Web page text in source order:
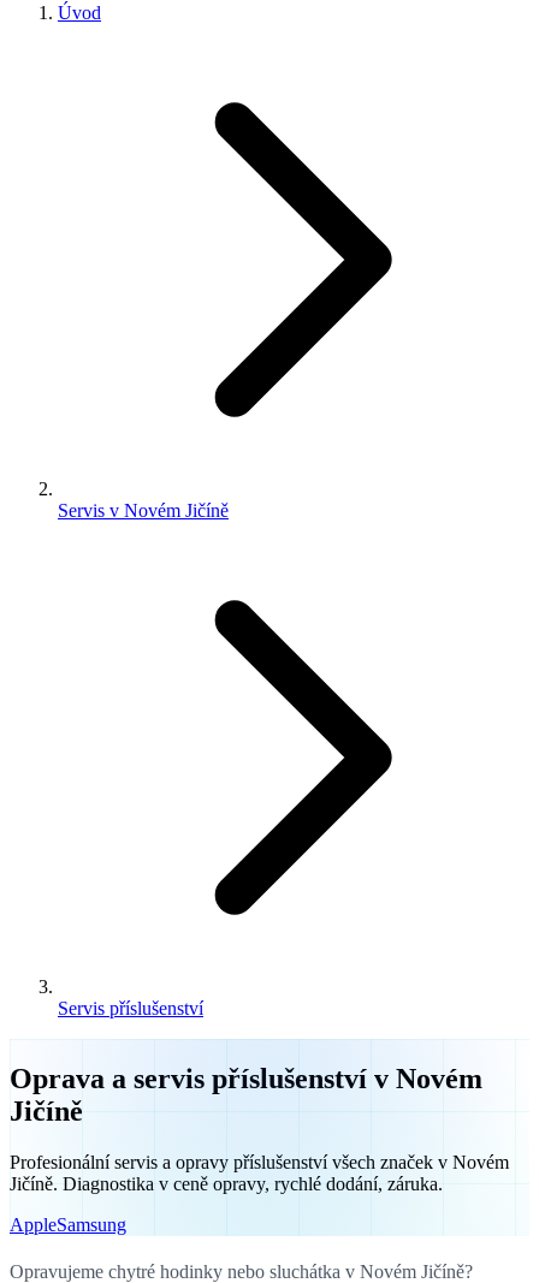
Úvod
Servis v Novém Jičíně
Servis příslušenství
Oprava a servis příslušenství v Novém
Jičíně
Profesionální servis a opravy příslušenství všech značek v Novém
Jičíně. Diagnostika v ceně opravy, rychlé dodání, záruka.
AppleSamsung
Opravujeme chytré hodinky nebo sluchátka v Novém Jičíně?